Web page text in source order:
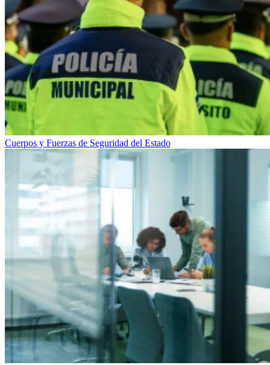
Cuerpos y Fuerzas de Seguridad del Estado